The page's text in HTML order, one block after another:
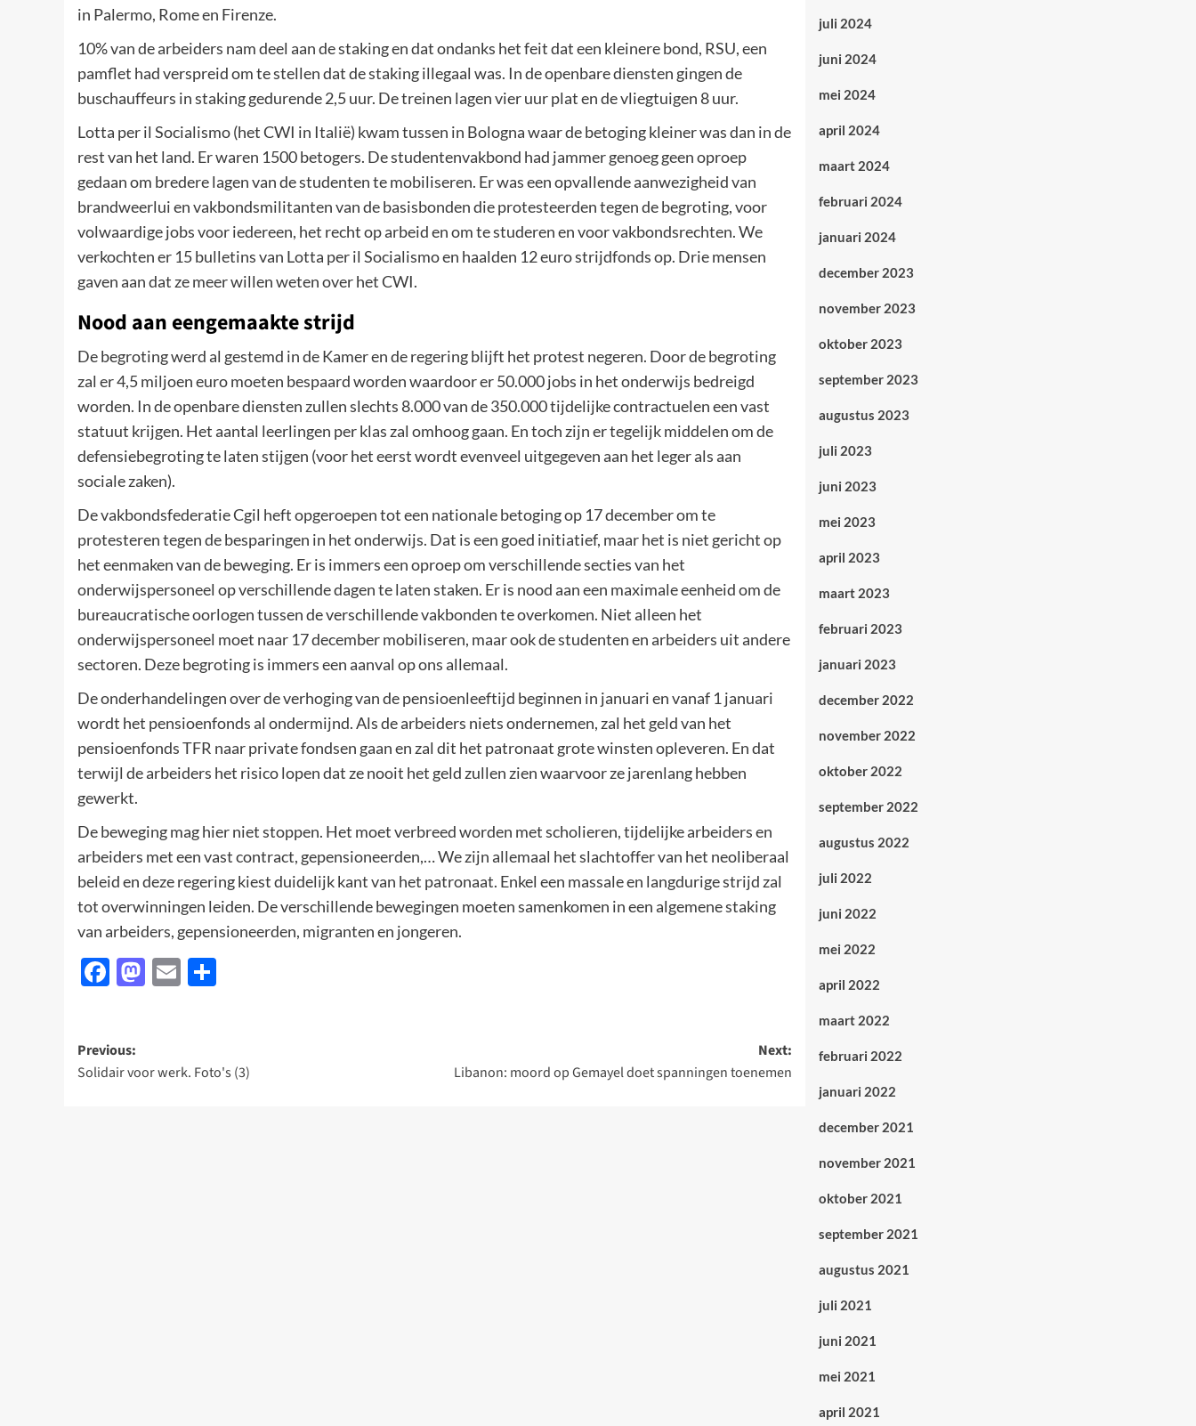
in Palermo, Rome en Firenze.
10% van de arbeiders nam deel aan de staking en dat ondanks het feit dat een kleinere bond, RSU, een
pamflet had verspreid om te stellen dat de staking illegaal was. In de openbare diensten gingen de
buschauffeurs in staking gedurende 2,5 uur. De treinen lagen vier uur plat en de vliegtuigen 8 uur.
Lotta per il Socialismo (het CWI in Italië) kwam tussen in Bologna waar de betoging kleiner was dan in de
rest van het land. Er waren 1500 betogers. De studentenvakbond had jammer genoeg geen oproep
gedaan om bredere lagen van de studenten te mobiliseren. Er was een opvallende aanwezigheid van
brandweerlui en vakbondsmilitanten van de basisbonden die protesteerden tegen de begroting, voor
volwaardige jobs voor iedereen, het recht op arbeid en om te studeren en voor vakbondsrechten. We
verkochten er 15 bulletins van Lotta per il Socialismo en haalden 12 euro strijdfonds op. Drie mensen
gaven aan dat ze meer willen weten over het CWI.
Nood aan eengemaakte strijd
De begroting werd al gestemd in de Kamer en de regering blijft het protest negeren. Door de begroting
zal er 4,5 miljoen euro moeten bespaard worden waardoor er 50.000 jobs in het onderwijs bedreigd
worden. In de openbare diensten zullen slechts 8.000 van de 350.000 tijdelijke contractuelen een vast
statuut krijgen. Het aantal leerlingen per klas zal omhoog gaan. En toch zijn er tegelijk middelen om de
defensiebegroting te laten stijgen (voor het eerst wordt evenveel uitgegeven aan het leger als aan
sociale zaken).
De vakbondsfederatie Cgil heft opgeroepen tot een nationale betoging op 17 december om te
protesteren tegen de besparingen in het onderwijs. Dat is een goed initiatief, maar het is niet gericht op
het eenmaken van de beweging. Er is immers een oproep om verschillende secties van het
onderwijspersoneel op verschillende dagen te laten staken. Er is nood aan een maximale eenheid om de
bureaucratische oorlogen tussen de verschillende vakbonden te overkomen. Niet alleen het
onderwijspersoneel moet naar 17 december mobiliseren, maar ook de studenten en arbeiders uit andere
sectoren. Deze begroting is immers een aanval op ons allemaal.
De onderhandelingen over de verhoging van de pensioenleeftijd beginnen in januari en vanaf 1 januari
wordt het pensioenfonds al ondermijnd. Als de arbeiders niets ondernemen, zal het geld van het
pensioenfonds TFR naar private fondsen gaan en zal dit het patronaat grote winsten opleveren. En dat
terwijl de arbeiders het risico lopen dat ze nooit het geld zullen zien waarvoor ze jarenlang hebben
gewerkt.
De beweging mag hier niet stoppen. Het moet verbreed worden met scholieren, tijdelijke arbeiders en
arbeiders met een vast contract, gepensioneerden,… We zijn allemaal het slachtoffer van het neoliberaal
beleid en deze regering kiest duidelijk kant van het patronaat. Enkel een massale en langdurige strijd zal
tot overwinningen leiden. De verschillende bewegingen moeten samenkomen in een algemene staking
van arbeiders, gepensioneerden, migranten en jongeren.
Facebook
Mastodon
Email
Post
navigation
Previous:
Solidair voor werk. Foto's (3)
Next:
Libanon: moord op Gemayel doet spanningen toenemen
juli 2024
juni 2024
mei 2024
april 2024
maart 2024
februari 2024
januari 2024
december 2023
november 2023
oktober 2023
september 2023
augustus 2023
juli 2023
juni 2023
mei 2023
april 2023
maart 2023
februari 2023
januari 2023
december 2022
november 2022
oktober 2022
september 2022
augustus 2022
juli 2022
juni 2022
mei 2022
april 2022
maart 2022
februari 2022
januari 2022
december 2021
november 2021
oktober 2021
september 2021
augustus 2021
juli 2021
juni 2021
mei 2021
april 2021